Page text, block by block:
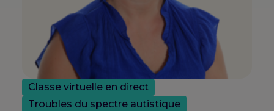
Classe virtuelle en direct
Troubles du spectre autistique